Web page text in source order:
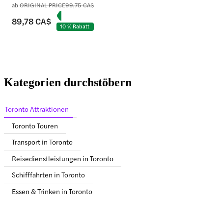
abORIGINAL PRICE99,75 CA$
89,78 CA$ 10 % Rabatt
Kategorien durchstöbern
Toronto Attraktionen
Toronto Touren
Transport in Toronto
Reisedienstleistungen in Toronto
Schifffahrten in Toronto
Essen & Trinken in Toronto